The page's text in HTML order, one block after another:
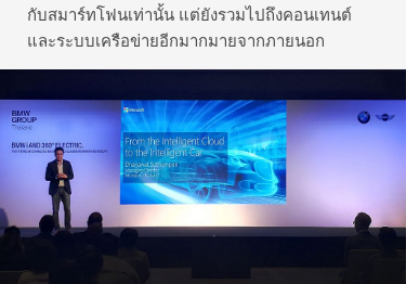
กับสมาร์ทโฟนเท่านั้น แต่ยังรวมไปถึงคอนเทนต์
และระบบเครือข่ายอีกมากมายจากภายนอก